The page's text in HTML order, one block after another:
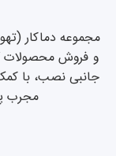
و فروش محصولات
جانبی نصب، با
مجرب